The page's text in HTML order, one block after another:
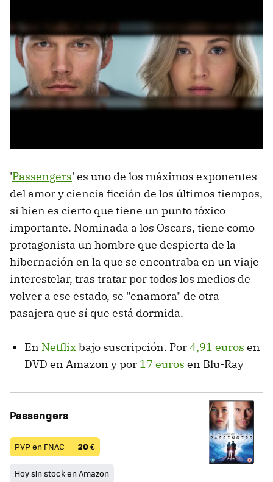
'Passengers' es uno de los máximos exponentes
del amor y ciencia ficción de los últimos tiempos,
si bien es cierto que tiene un punto tóxico
importante. Nominada a los Oscars, tiene como
protagonista un hombre que despierta de la
hibernación en la que se encontraba en un viaje
interestelar, tras tratar por todos los medios de
volver a ese estado, se "enamora" de otra
pasajera que sí que está dormida.
En Netflixbajo suscripción. Por4,91 euros en
DVD en Amazon y por 17 euros en Blu-Ray
Passengers
PVP en FNAC — 20€
Hoy sin stock en Amazon